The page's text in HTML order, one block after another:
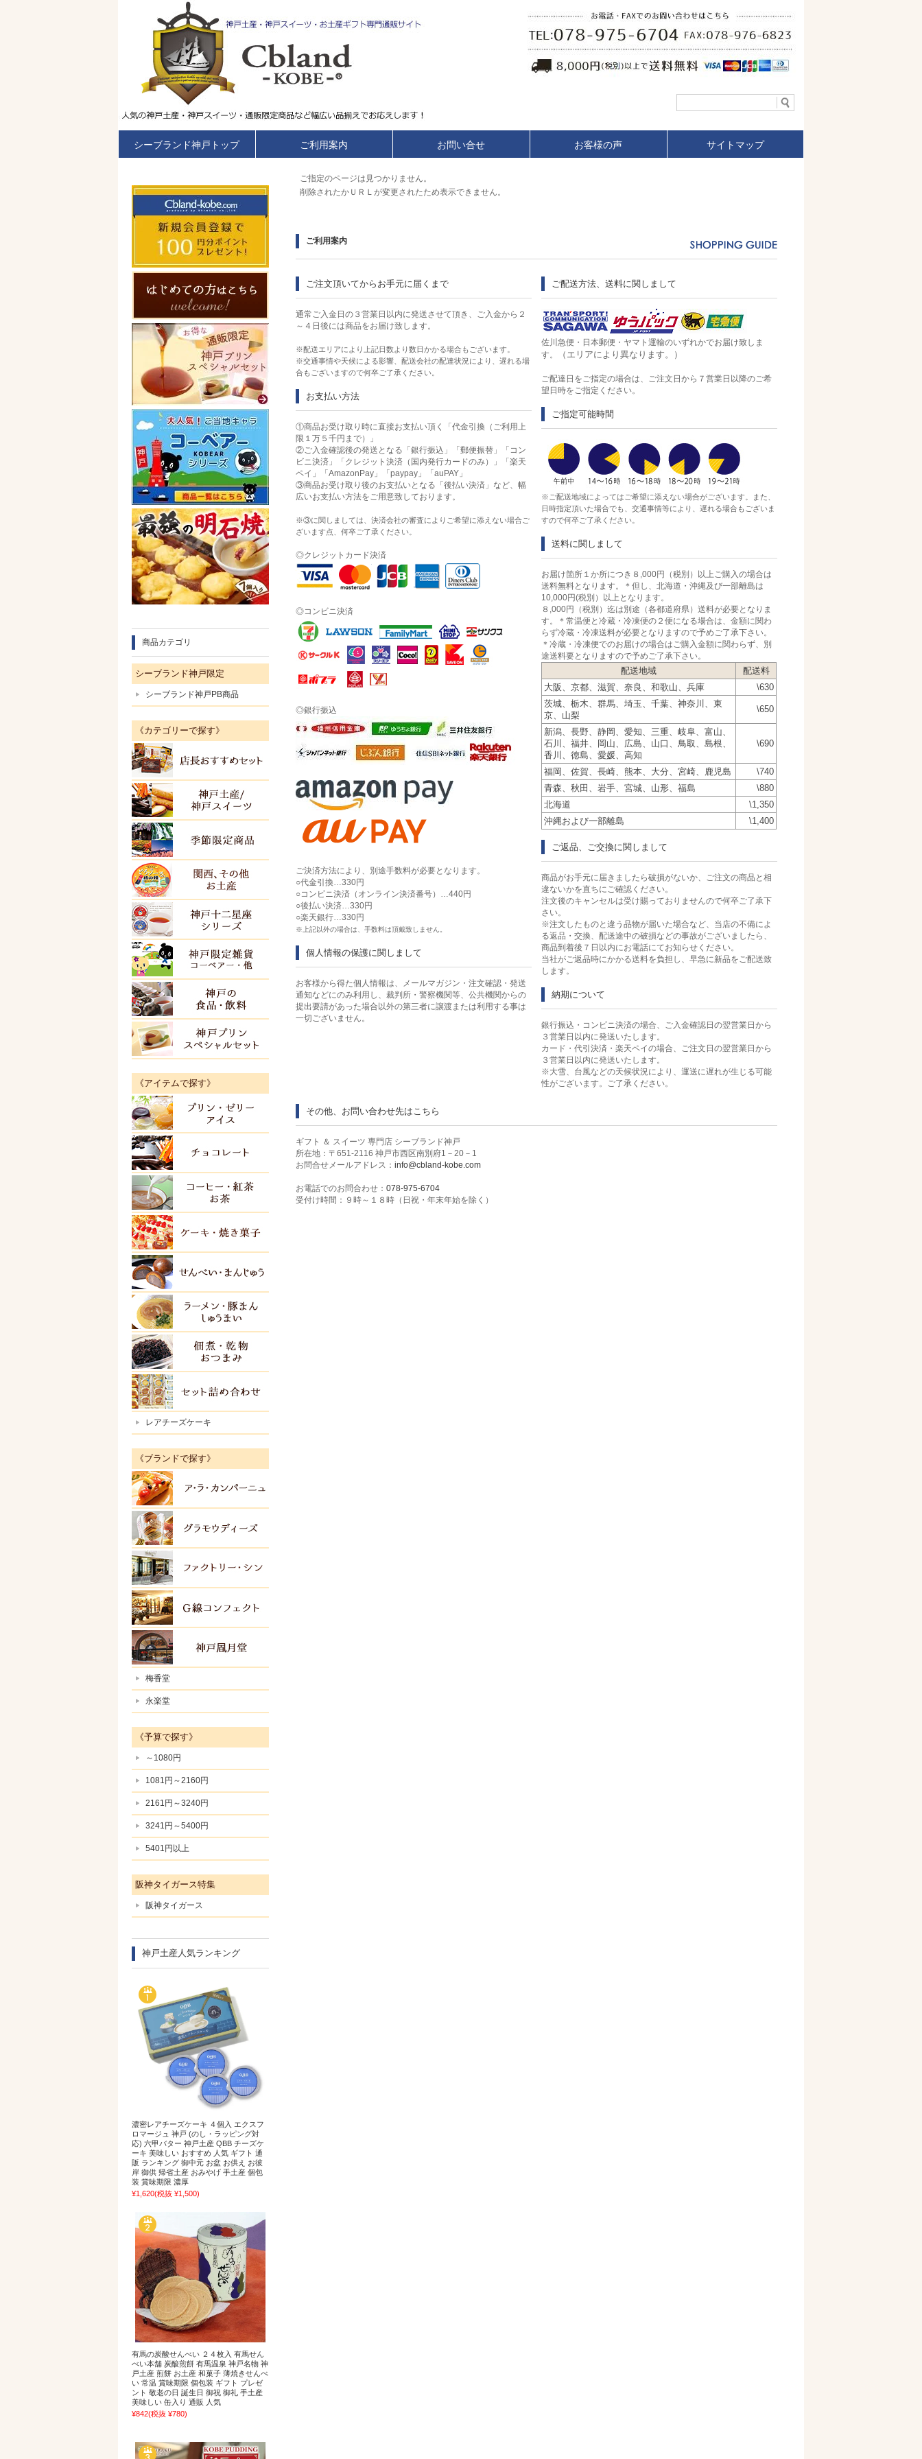
シーブランド神戸トップ ご利用案内 お問い合せ お客様の声 サイトマップ
ご指定のページは見つかりません。
削除されたかＵＲＬが変更されたため表示できません。
ご利用案内
ご注文頂いてからお手元に届くまで
通常ご入金日の３営業日以内に発送させて頂き、ご入金から２
～４日後には商品をお届け致します。
※配送エリアにより上記日数より数日かかる場合もございます。
※交通事情や天候による影響、配送会社の配達状況により、遅れる場
合もございますので何卒ご了承ください。
お支払い方法
①商品お受け取り時に直接お支払い頂く「代金引換（ご利用上
限１万５千円まで）」
②ご入金確認後の発送となる「銀行振込」「郵便振替」「コン
ビニ決済」「クレジット決済（国内発行カードのみ）」「楽天
ペイ」「AmazonPay」「paypay」「auPAY」
③商品お受け取り後のお支払いとなる「後払い決済」など、幅
広いお支払い方法をご用意致しております。
※③に関しましては、決済会社の審査によりご希望に添えない場合ご
ざいます点、何卒ご了承ください。
◎クレジットカード決済
◎コンビニ決済
◎銀行振込
ご決済方法により、別途手数料が必要となります。
○代金引換…330円
○コンビニ決済（オンライン決済番号）…440円
○後払い決済…330円
○楽天銀行…330円
※上記以外の場合は、手数料は頂戴致しません。
個人情報の保護に関しまして
お客様から得た個人情報は、メールマガジン・注文確認・発送
通知などにのみ利用し、裁判所・警察機関等、公共機関からの
提出要請があった場合以外の第三者に譲渡または利用する事は
一切ございません。
ご配送方法、送料に関しまして
佐川急便・日本郵便・ヤマト運輸のいずれかでお届け致しま
す。
（エリアにより異なります。）
ご配達日をご指定の場合は、ご注文日から７営業日以降のご希
望日時をご指定ください。
ご指定可能時間
※ご配送地域によってはご希望に添えない場合がございます。また、
日時指定頂いた場合でも、交通事情等により、遅れる場合もございま
すので何卒ご了承ください。
送料に関しまして
お届け箇所１か所につき８,000円（税別）以上ご購入の場合は
送料無料となります。＊但し、北海道・沖縄及び一部離島は
10,000円(税別）以上となります。
８,000円（税別）迄は別途（各都道府県）送料が必要となりま
す。＊常温便と冷蔵・冷凍便の２便になる場合は、金額に関わ
らず冷蔵・冷凍送料が必要となりますので予めご了承下さい。
＊冷蔵・冷凍便でのお届けの場合はご購入金額に関わらず、別
途送料要となりますので予めご了承下さい。
配送地域
配送料
大阪、京都、滋賀、奈良、和歌山、兵庫
\630
茨城、栃木、群馬、埼玉、千葉、神奈川、東
京、山梨
\650
新潟、長野、静岡、愛知、三重、岐阜、富山、
石川、福井、岡山、広島、山口、鳥取、島根、
香川、徳島、愛媛、高知
\690
福岡、佐賀、長崎、熊本、大分、宮崎、鹿児島
\740
青森、秋田、岩手、宮城、山形、福島
\880
北海道
\1,350
沖縄および一部離島
\1,400
ご返品、ご交換に関しまして
商品がお手元に届きましたら破損がないか、ご注文の商品と相
違ないかを直ちにご確認ください。
注文後のキャンセルは受け賜っておりませんので何卒ご了承下
さい。
※注文したものと違う品物が届いた場合など、当店の不備によ
る返品・交換、配送途中の破損などの事故がございましたら、
商品到着後７日以内にお電話にてお知らせください。
当社がご返品時にかかる送料を負担し、早急に新品をご配送致
します。
納期について
銀行振込・コンビニ決済の場合、ご入金確認日の翌営業日から
３営業日以内に発送いたします。
カード・代引決済・楽天ペイの場合、ご注文日の翌営業日から
３営業日以内に発送いたします。
※大雪、台風などの天候状況により、運送に遅れが生じる可能
性がございます。ご了承ください。
その他、お問い合わせ先はこちら
ギフト ＆ スイーツ 専門店 シーブランド神戸
所在地：〒651-2116 神戸市西区南別府1－20－1
お問合せメールアドレス： info@cbland-kobe.com
お電話でのお問合わせ： 078-975-6704
受付け時間：９時～１８時（日祝・年末年始を除く）
商品カテゴリ
シーブランド神戸限定
シーブランド神戸PB商品
《カテゴリーで探す》
店長おすすめセット
神戸土産・神戸スイーツ
季節限定商品
関西・その他のお土産
ＫＯＢＥ十二星座シリーズ
神戸限定雑貨
神戸の食品・飲料
《アイテムで探す》
プリン・ゼリー・アイス
チョコレート
紅茶・コーヒー・お茶
レアチーズケーキ
《ブランドで探す》
梅香堂
永楽堂
《予算で探す》
～1080円
1081円～2160円
2161円～3240円
3241円～5400円
5401円以上
阪神タイガース特集
阪神タイガース
神戸土産人気ランキング
濃密レアチーズケーキ ４個入 エクスフ
ロマージュ 神戸 (のし・ラッピング対
応) 六甲バター 神戸土産 QBB チーズケ
ーキ 美味しい おすすめ 人気 ギフト 通
販 ランキング 御中元 お盆 お供え お彼
岸 御供 帰省土産 おみやげ 手土産 個包
装 賞味期限 濃厚
¥1,620(税抜 ¥1,500)
有馬の炭酸せんべい ２４枚入 有馬せん
べい本舗 炭酸煎餅 有馬温泉 神戸名物 神
戸土産 煎餅 お土産 和菓子 薄焼きせんべ
い 常温 賞味期限 個包装 ギフト プレゼ
ント 敬老の日 誕生日 御祝 御礼 手土産
美味しい 缶入り 通販 人気
¥842(税抜 ¥780)